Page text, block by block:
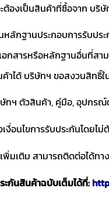
ต้องเป็นสินค้าที่ซื้อจาก บริ
หลักฐานประกอบการรับปร
กสารหรือหลักฐานอื่นที่ส
ได้ บริษัทฯ ขอสงวนสิทธิ์ใ
ทฯ ตัวสินค้า, คู่มือ, อุปก
อนไขการรับประกันโดยไ
เติม สามารถติดต่อได้ทาง
ะกันสินค้าฉบับเต็มได้ที่: